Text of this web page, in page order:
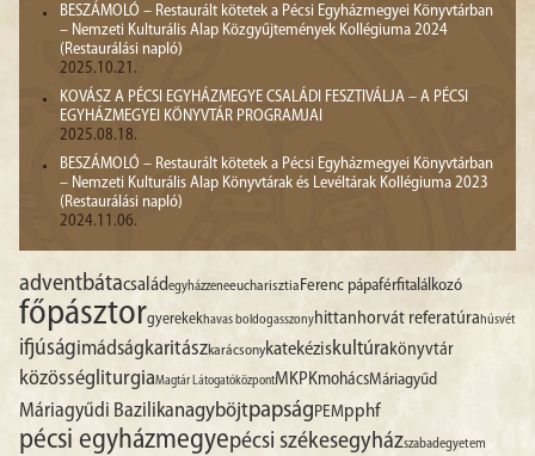
BESZÁMOLÓ – Restaurált kötetek a Pécsi Egyházmegyei Könyvtárban
– Nemzeti Kulturális Alap Közgyűjtemények Kollégiuma 2024
(Restaurálási napló)
2025.10.21.
KOVÁSZ A PÉCSI EGYHÁZMEGYE CSALÁDI FESZTIVÁLJA – A PÉCSI
EGYHÁZMEGYEI KÖNYVTÁR PROGRAMJAI
2025.08.18.
BESZÁMOLÓ – Restaurált kötetek a Pécsi Egyházmegyei Könyvtárban
– Nemzeti Kulturális Alap Könyvtárak és Levéltárak Kollégiuma 2023
(Restaurálási napló)
2024.11.06.
adventbátacsaládegyházzeneeucharisztia Ferenc pápaférfitalálkozó
főpásztorgyerekekhavas boldogasszonyhittanhorvát referatúrahúsvét
ifjúságimádságkaritászkarácsonykatekéziskultúra könyvtár
közösség liturgiaMagtár LátogatóközpontMKPKmohácsMáriagyűd
Máriagyűdi Bazilikanagyböjtpapság PEMpphf
pécsi egyházmegyepécsi székesegyházszabadegyetem